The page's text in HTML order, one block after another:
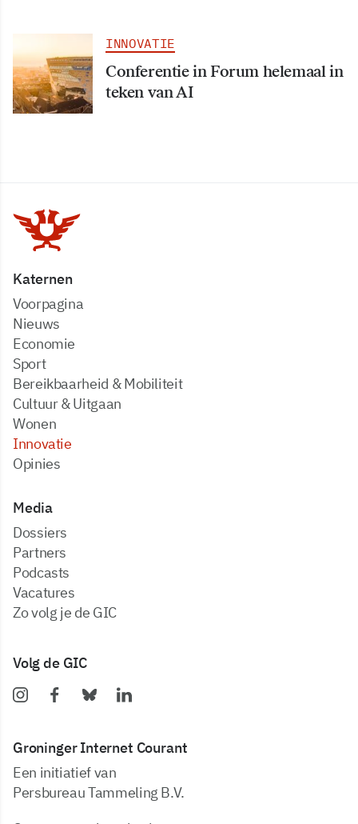
INNOVATIE
Conferentie in Forum helemaal in
teken van AI
Katernen
Voorpagina
Nieuws
Economie
Sport
Bereikbaarheid & Mobiliteit
Cultuur & Uitgaan
Wonen
Innovatie
Opinies
Media
dossiers
partners
podcasts
vacatures
zo volg je de GIC
Volg de GIC
Groninger Internet Courant
Een initiatief van
Persbureau Tammeling B.V.